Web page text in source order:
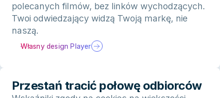
polecanych filmów, bez linków wychodzących.
Twoi odwiedzający widzą Twoją markę, nie
naszą.
Własny design Player
Przestań tracić połowę odbiorców